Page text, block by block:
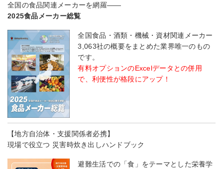
全国の食品関連メーカーを網羅――
2025食品メーカー総覧
全国食品・酒類・機械・資材関連メーカー
3,063社の概要をまとめた業界唯一のもの
です。
有料オプションのExcelデータとの併用
で、利便性が格段にアップ！
【地方自治体・支援関係者必携】
現場で役立つ 災害時炊き出しハンドブック
避難生活での「食」をテーマとした栄養学